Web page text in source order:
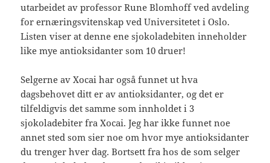
utarbeidet av professor Rune Blomhoff ved avdeling
for ernæringsvitenskap ved Universitetet i Oslo.
Listen viser at denne ene sjokoladebiten inneholder
like mye antioksidanter som 10 druer!
Selgerne av Xocai har også funnet ut hva
dagsbehovet ditt er av antioksidanter, og det er
tilfeldigvis det samme som innholdet i 3
sjokoladebiter fra Xocai. Jeg har ikke funnet noe
annet sted som sier noe om hvor mye antioksidanter
du trenger hver dag. Bortsett fra hos de som selger